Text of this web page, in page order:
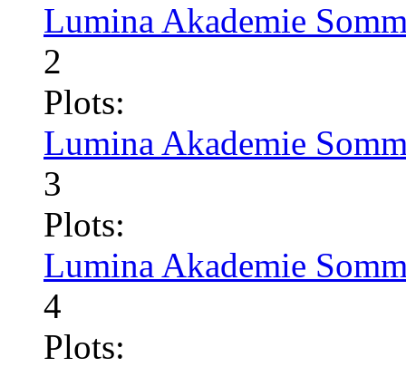
Lumina Akademie
2
Plots:
Lumina Akademie
3
Plots:
Lumina Akademie
4
Plots: